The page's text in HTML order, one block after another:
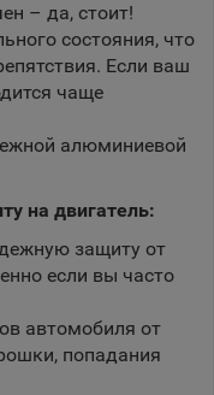
– да, стоит!
состояния, что
Если ваш
чаще
алюминиевой
на двигатель:
защиту от
если вы часто
автомобиля от
попадания